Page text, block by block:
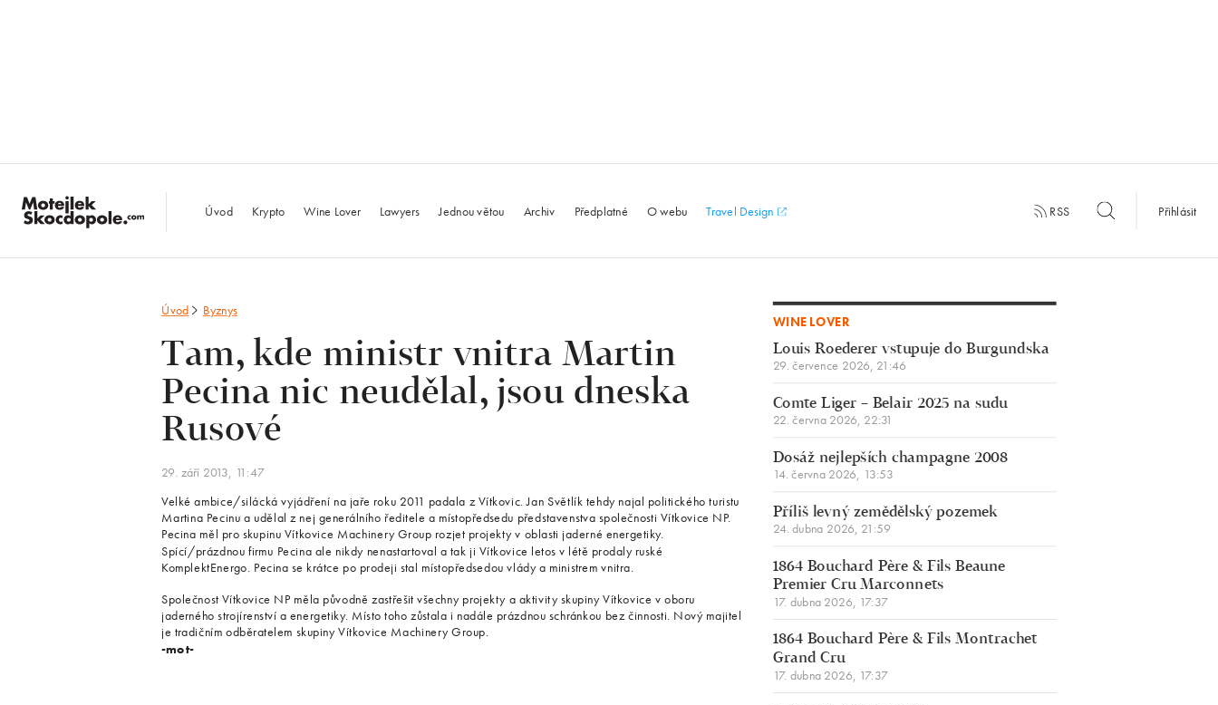
MotejlekSkocdopole.com
Úvod Krypto Wine Lover Lawyers Jednou větou Archiv Předplatné O webu Travel Design RSS Přihlásit
Úvod Byznys
Tam, kde ministr vnitra Martin
Pecina nic neudělal, jsou dneska
Rusové
29. září 2013, 11:47
Velké ambice/silácká vyjádření na jaře roku 2011 padala z Vítkovic. Jan Světlík tehdy najal politického turistu
Martina Pecinu a udělal z nej generálního ředitele a místopředsedu představenstva společnosti Vítkovice NP.
Pecina měl pro skupinu Vítkovice Machinery Group rozjet projekty v oblasti jaderné energetiky.
Spící/prázdnou firmu Pecina ale nikdy nenastartoval a tak ji Vítkovice letos v létě prodaly ruské
KomplektEnergo. Pecina se krátce po prodeji stal místopředsedou vlády a ministrem vnitra.
Společnost Vítkovice NP měla původně zastřešit všechny projekty a aktivity skupiny Vítkovice v oboru
jaderného strojírenství a energetiky. Místo toho zůstala i nadále prázdnou schránkou bez činnosti. Nový majitel
je tradičním odběratelem skupiny Vítkovice Machinery Group.
-mot-
WINE LOVER
Louis Roederer vstupuje do Burgundska
29. července 2026, 21:46
Comte Liger – Belair 2025 na sudu
22. června 2026, 22:31
Dosáž nejlepších champagne 2008
14. června 2026, 13:53
Příliš levný zemědělský pozemek
24. dubna 2026, 21:59
1864 Bouchard Père & Fils Beaune
Premier Cru Marconnets
17. dubna 2026, 17:37
1864 Bouchard Père & Fils Montrachet
Grand Cru
17. dubna 2026, 17:37